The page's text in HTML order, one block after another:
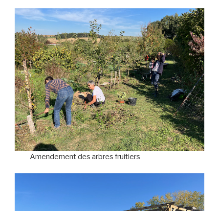
Amendement des arbres fruitiers